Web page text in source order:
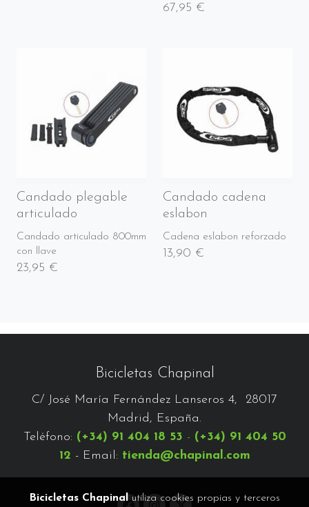
67,95 €
Candado plegable
articulado
Candado articulado 800mm
con llave
23,95 €
Candado cadena
eslabon
Cadena eslabon reforzado
13,90 €
Bicicletas Chapinal
C/ José María Fernández Lanseros 4, 28017
Madrid, España.
Teléfono: (+34) 91 404 18 53 - (+34) 91 404 50
12 - Email: tienda@chapinal.com
Bicicletas Chapinal utiliza cookies propias y terceros